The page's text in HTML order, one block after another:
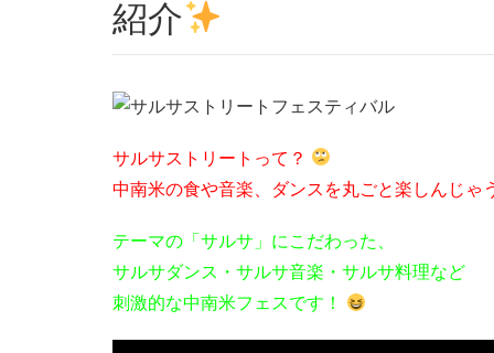
紹介
サルサストリートって？
中南米の食や音楽、ダンスを丸ごと楽しんじゃ
テーマの「サルサ」にこだわった、
サルサダンス・サルサ音楽・サルサ料理など
刺激的な中南米フェスです！